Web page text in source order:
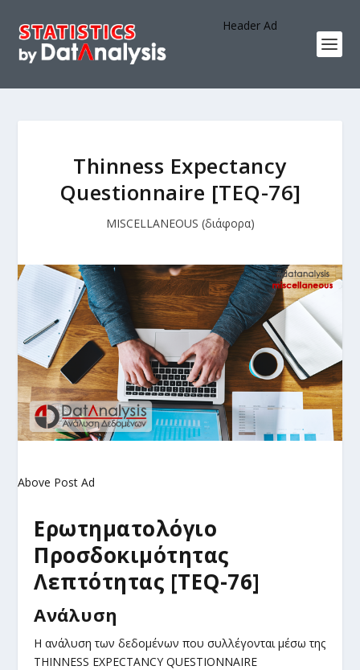
Header Ad
Thinness Expectancy
Questionnaire [TEQ-76]
MISCELLANEOUS (διάφορα)
Above Post Ad
Ερωτηματολόγιο
Προσδοκιμότητας
Λεπτότητας [TEQ-76]
Ανάλυση
Η ανάλυση των δεδομένων που συλλέγονται μέσω της
THINNESS EXPECTANCY QUESTIONNAIRE